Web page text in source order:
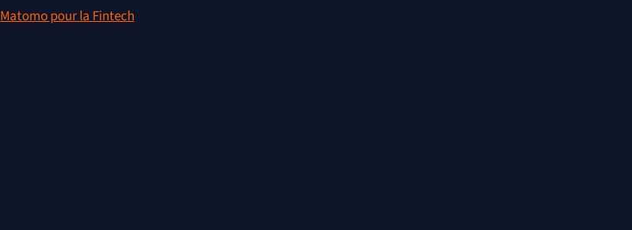
Matomo pour la Fintech